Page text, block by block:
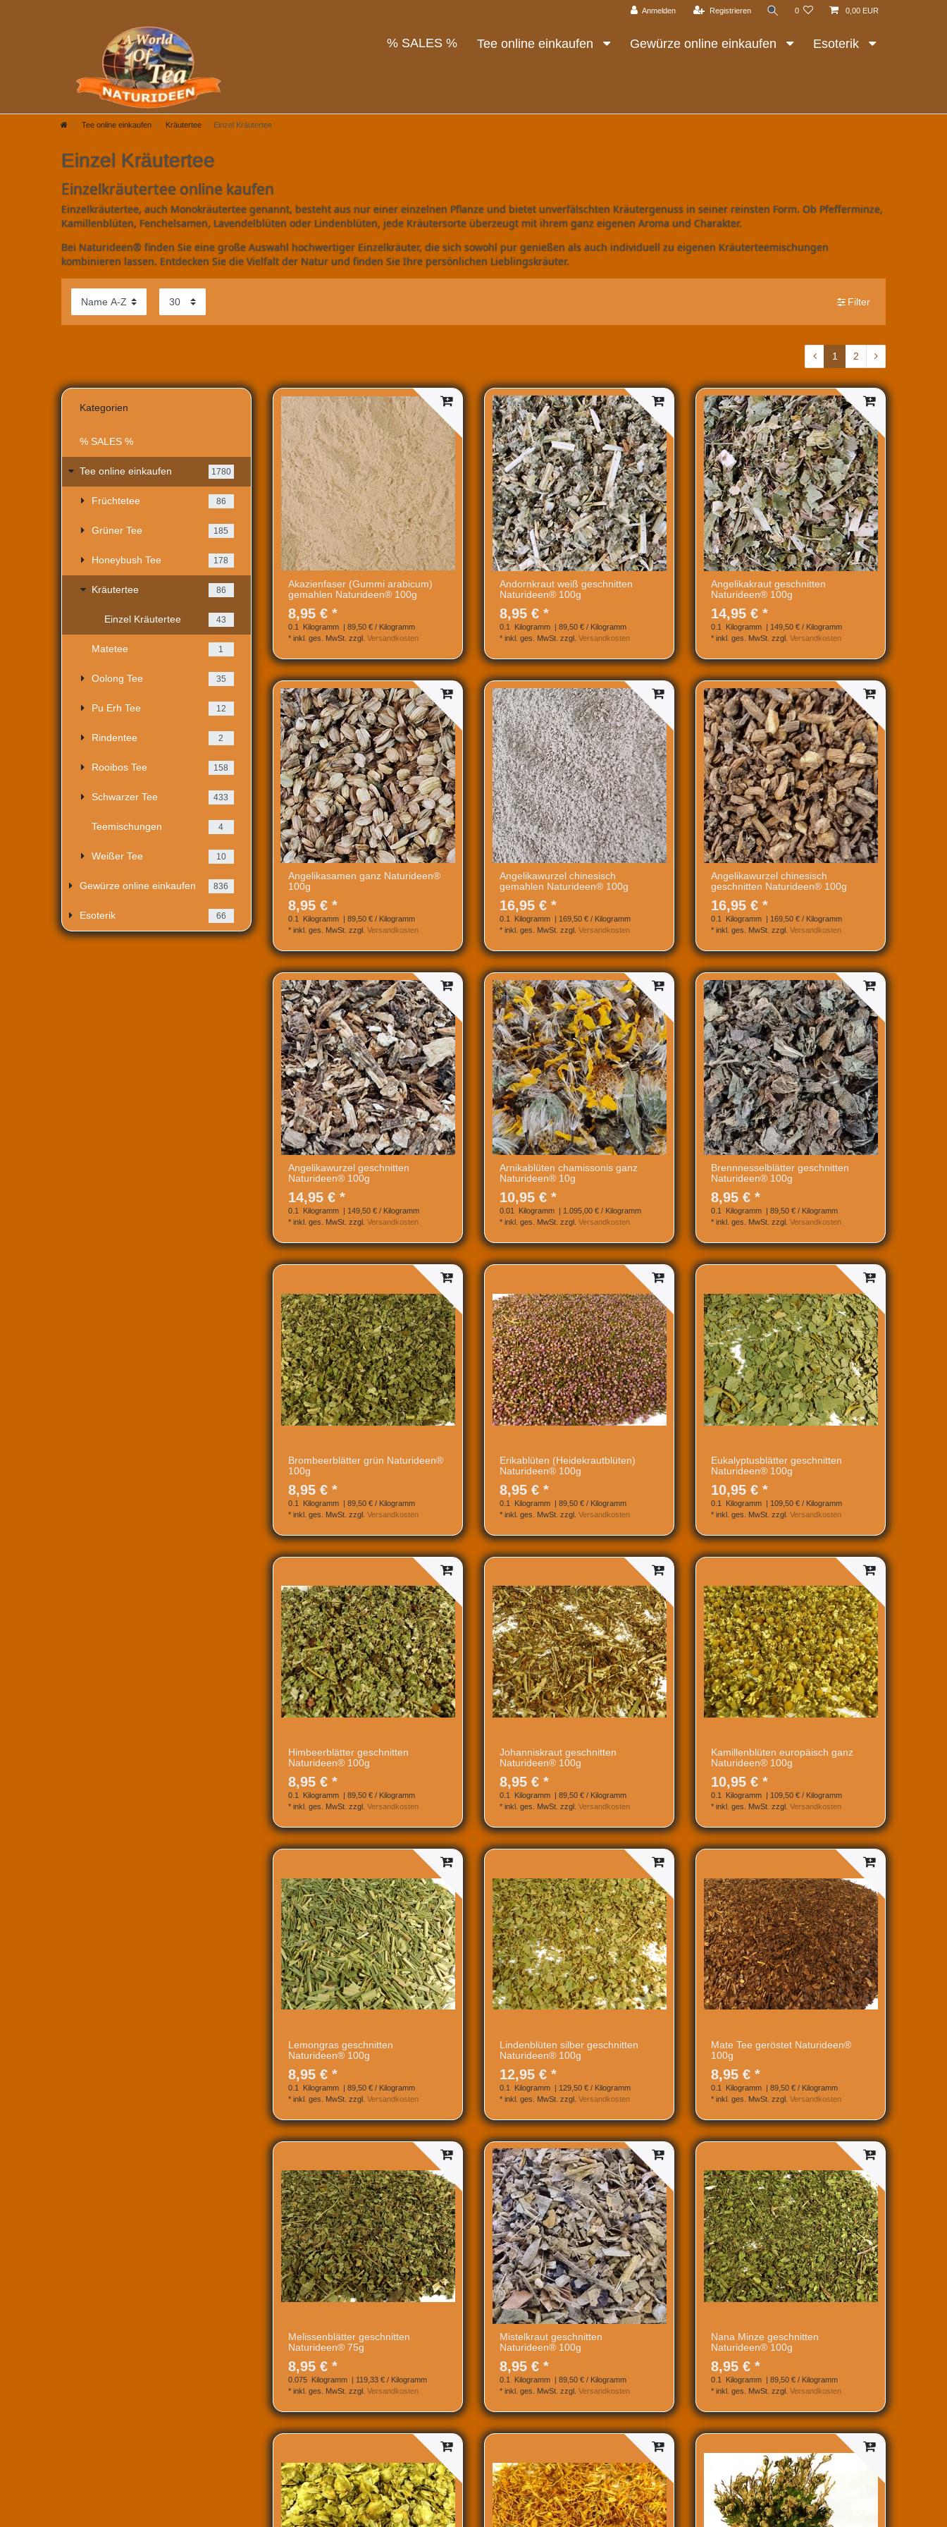
Anmelden Registrieren 0 0,00 EUR
% SALES % Tee online einkaufen Gewürze online einkaufen Esoterik
Tee online einkaufen Kräutertee Einzel Kräutertee
Einzel Kräutertee
Einzelkräutertee online kaufen
Einzelkräutertee, auch Monokräutertee genannt, besteht aus nur einer einzelnen Pflanze und bietet unverfälschten Kräutergenuss in seiner reinsten Form. Ob Pfefferminze,
Kamillenblüten, Fenchelsamen, Lavendelblüten oder Lindenblüten, jede Kräutersorte überzeugt mit ihrem ganz eigenen Aroma und Charakter.
Bei Naturideen® finden Sie eine große Auswahl hochwertiger Einzelkräuter, die sich sowohl pur genießen als auch individuell zu eigenen Kräuterteemischungen
kombinieren lassen. Entdecken Sie die Vielfalt der Natur und finden Sie Ihre persönlichen Lieblingskräuter.
Filter
1 2
Kategorien
% SALES %
Tee online einkaufen 1780
Früchtetee 86
Grüner Tee 185
Honeybush Tee 178
Kräutertee 86
Einzel Kräutertee 43
Matetee 1
Oolong Tee 35
Pu Erh Tee 12
Rindentee 2
Rooibos Tee 158
Schwarzer Tee 433
Teemischungen 4
Weißer Tee 10
Gewürze online einkaufen 836
Esoterik 66
Akazienfaser (Gummi arabicum)
gemahlen Naturideen® 100g
8,95 € *
0.1 Kilogramm | 89,50 € / Kilogramm
* inkl. ges. MwSt. zzgl. Versandkosten
Andornkraut weiß geschnitten
Naturideen® 100g
8,95 € *
0.1 Kilogramm | 89,50 € / Kilogramm
* inkl. ges. MwSt. zzgl. Versandkosten
Angelikakraut geschnitten
Naturideen® 100g
14,95 € *
0.1 Kilogramm | 149,50 € / Kilogramm
* inkl. ges. MwSt. zzgl. Versandkosten
Angelikasamen ganz Naturideen®
100g
8,95 € *
0.1 Kilogramm | 89,50 € / Kilogramm
* inkl. ges. MwSt. zzgl. Versandkosten
Angelikawurzel chinesisch
gemahlen Naturideen® 100g
16,95 € *
0.1 Kilogramm | 169,50 € / Kilogramm
* inkl. ges. MwSt. zzgl. Versandkosten
Angelikawurzel chinesisch
geschnitten Naturideen® 100g
16,95 € *
0.1 Kilogramm | 169,50 € / Kilogramm
* inkl. ges. MwSt. zzgl. Versandkosten
Angelikawurzel geschnitten
Naturideen® 100g
14,95 € *
0.1 Kilogramm
| 149,50 € / Kilogramm
* inkl. ges. MwSt. zzgl. Versandkosten
Arnikablüten chamissonis ganz
Naturideen® 10g
10,95 € *
0.01 Kilogramm
| 1.095,00 € / Kilogramm
* inkl. ges. MwSt. zzgl. Versandkosten
Brennnesselblätter geschnitten
Naturideen® 100g
8,95 € *
0.1 Kilogramm
| 89,50 € / Kilogramm
* inkl. ges. MwSt. zzgl. Versandkosten
Brombeerblätter grün Naturideen®
100g
8,95 € *
0.1 Kilogramm | 89,50 € / Kilogramm
* inkl. ges. MwSt. zzgl. Versandkosten
Erikablüten (Heidekrautblüten)
Naturideen® 100g
8,95 € *
0.1 Kilogramm | 89,50 € / Kilogramm
* inkl. ges. MwSt. zzgl. Versandkosten
Eukalyptusblätter geschnitten
Naturideen® 100g
10,95 € *
0.1 Kilogramm | 109,50 € / Kilogramm
* inkl. ges. MwSt. zzgl. Versandkosten
Himbeerblätter geschnitten
Naturideen® 100g
8,95 € *
0.1 Kilogramm | 89,50 € / Kilogramm
* inkl. ges. MwSt. zzgl. Versandkosten
Johanniskraut geschnitten
Naturideen® 100g
8,95 € *
0.1 Kilogramm | 89,50 € / Kilogramm
* inkl. ges. MwSt. zzgl. Versandkosten
Kamillenblüten europäisch ganz
Naturideen® 100g
10,95 € *
0.1 Kilogramm | 109,50 € / Kilogramm
* inkl. ges. MwSt. zzgl. Versandkosten
Lemongras geschnitten
Naturideen® 100g
8,95 € *
0.1 Kilogramm | 89,50 € / Kilogramm
* inkl. ges. MwSt. zzgl. Versandkosten
Lindenblüten silber geschnitten
Naturideen® 100g
12,95 € *
0.1 Kilogramm | 129,50 € / Kilogramm
* inkl. ges. MwSt. zzgl. Versandkosten
Mate Tee geröstet Naturideen®
100g
8,95 € *
0.1 Kilogramm | 89,50 € / Kilogramm
* inkl. ges. MwSt. zzgl. Versandkosten
Melissenblätter geschnitten
Naturideen® 75g
8,95 € *
0.075 Kilogramm | 119,33 € / Kilogramm
* inkl. ges. MwSt. zzgl. Versandkosten
Mistelkraut geschnitten
Naturideen® 100g
8,95 € *
0.1 Kilogramm | 89,50 € / Kilogramm
* inkl. ges. MwSt. zzgl. Versandkosten
Nana Minze geschnitten
Naturideen® 100g
8,95 € *
0.1 Kilogramm | 89,50 € / Kilogramm
* inkl. ges. MwSt. zzgl. Versandkosten